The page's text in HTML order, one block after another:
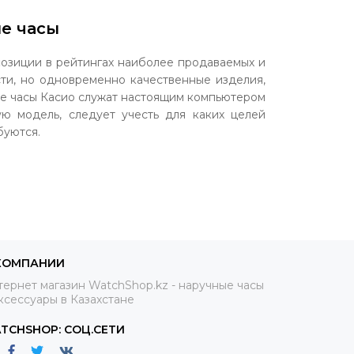
часы
в рейтингах наиболее продаваемых и
но одновременно качественные изделия,
часы Касио служат настоящим компьютером
модель, следует учесть для каких целей
так необходимы для профессиональных
ни холода, ни жары, ни грязи, ни влаги,
тех, кто любит экстрим и туристические
батареи.
базовые функции, и тех, кто не желает
магазин WatchShop.kz - наручные часы
в Казахстане
СОЦ.СЕТИ